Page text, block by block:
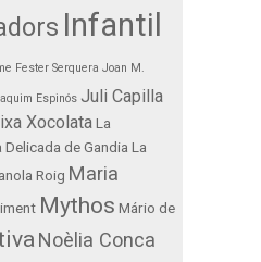
Infantil
Fester Serquera Joan M.
Espinós Juli Capilla
XocolataLa
Delicada de Gandia La
Roig Maria
Mythos Mário de
Noèlia Conca